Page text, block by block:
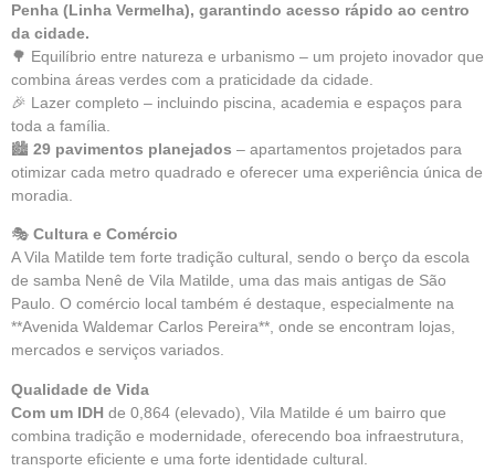
Penha (Linha Vermelha), garantindo acesso rápido ao centro
da cidade.
🌳 Equilíbrio entre natureza e urbanismo – um projeto inovador que
combina áreas verdes com a praticidade da cidade.
🎉 Lazer completo – incluindo piscina, academia e espaços para
toda a família.
🏙 29 pavimentos planejados – apartamentos projetados para
otimizar cada metro quadrado e oferecer uma experiência única de
moradia.
🎭 Cultura e Comércio
A Vila Matilde tem forte tradição cultural, sendo o berço da escola
de samba Nenê de Vila Matilde, uma das mais antigas de São
Paulo. O comércio local também é destaque, especialmente na
**Avenida Waldemar Carlos Pereira**, onde se encontram lojas,
mercados e serviços variados.
Qualidade de Vida
Com um IDH de 0,864 (elevado), Vila Matilde é um bairro que
combina tradição e modernidade, oferecendo boa infraestrutura,
transporte eficiente e uma forte identidade cultural.